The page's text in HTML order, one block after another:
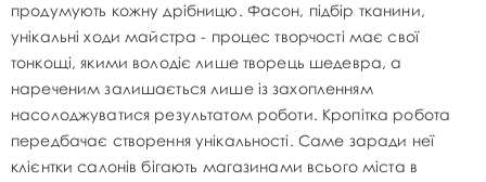
продумують кожну дрібницю. Фасон, підбір тканини,
унікальні ходи майстра - процес творчості має свої
тонкощі, якими володіє лише творець шедевра, а
нареченим залишається лише із захопленням
насолоджуватися результатом роботи. Кропітка робота
передбачає створення унікальності. Саме заради неї
клієнтки салонів бігають магазинами всього міста в